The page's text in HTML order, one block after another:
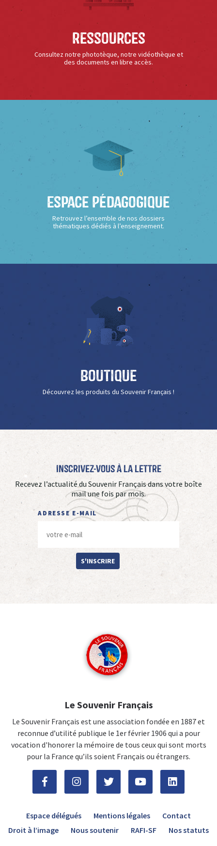
Ressources
Consultez notre phototèque, notre vidéothèque et
des documents en libre accès.
Espace Pédagogique
Retrouvez l’ensemble de nos dossiers
thématiques dédiés à l’enseignement.
Boutique
Découvrez les produits du Souvenir Français !
Inscrivez-vous à La Lettre
Recevez l’actualité du Souvenir Français dans votre boîte
mail une fois par mois.
ADRESSE E-MAIL
S'INSCRIRE
Le Souvenir Français
Le Souvenir Français est une association fondée en 1887 et
reconnue d’utilité publique le 1er février 1906 qui a pour
vocation d'honorer la mémoire de tous ceux qui sont morts
pour la France qu’ils soient Français ou étrangers.
Espace délégués Mentions légales
Contact
Droit à l’image
Nous soutenir RAFI-SF Nos statuts